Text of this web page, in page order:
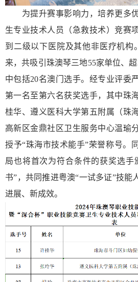
为提升赛事影响力，培养更多优
生专业技术人员（急救技术）竞赛
到二级以下医院及其他非医疗机构
来，共吸引珠澳琴三地55家单位、
中包括20名澳门选手。经专业评委
第一名至第六名获奖选手，其中珠
桂华、遵义医科大学第五附属（珠
高新区金鼎社区卫生服务中心温瑜
授予“珠海市技术能手”荣誉称号。
局也将首次为符合条件的获奖选手
书”，共同推进粤澳“一试多证”技能
进展、新成效。